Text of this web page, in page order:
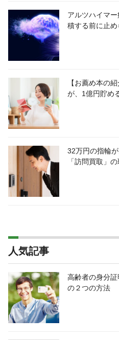
アルツハイマ
積する前に止
【お薦め本の
が、1億円貯め
32万円の指輪
「訪問買取」
人気記事
高齢者の身分
の２つの方法